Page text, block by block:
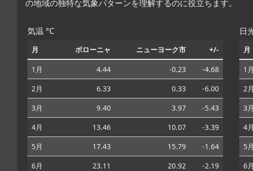
の地域の独特な気象パターンを理解するのに役立ちます。
気温 °C
月 ボローニャ ニューヨーク市 +/-
1月 4.44 -0.23
-4.68
2月
6.33 0.33
-6.00
3月
9.40 3.97
-5.43
4月
13.46 10.07
-3.39
5月
17.43 15.79
-1.64
6月
23.11 20.92
-2.19
日
月
1月
2月
3月
4月
5月
6月